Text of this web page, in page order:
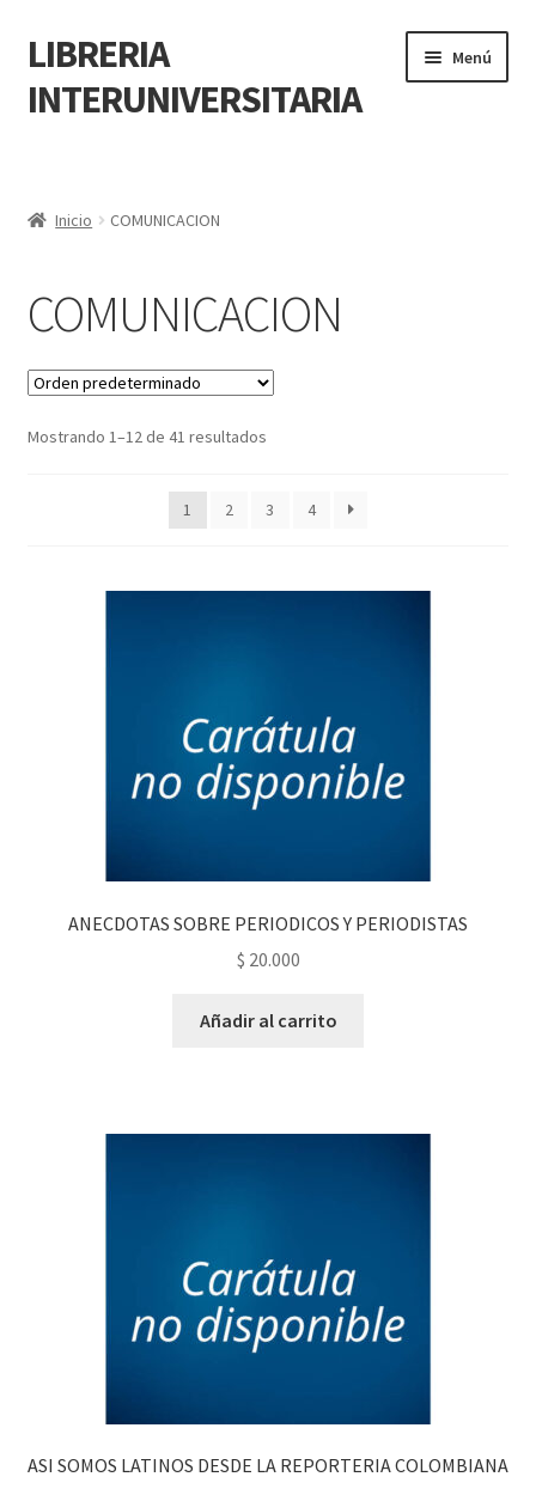
LIBRERIA
INTERUNIVERSITARIA
Menú
Carrito
POLÍTICA DE MANEJO DE INFORMACIÓN Y DATOS
Inicio COMUNICACION
COMUNICACION
Mostrando 1–12 de 41 resultados
1 2 3 4
ANECDOTAS SOBRE PERIODICOS Y PERIODISTAS
$ 20.000
Añadir al carrito
ASI SOMOS LATINOS DESDE LA REPORTERIA COLOMBIANA